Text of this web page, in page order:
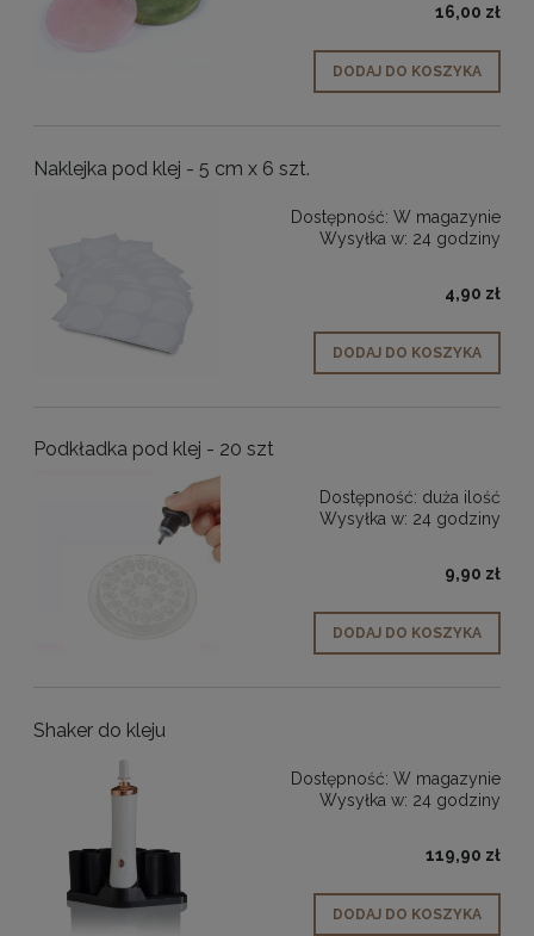
16,00 zł
DODAJ DO KOSZYKA
Naklejka pod klej - 5 cm x 6 szt.
Dostępność: W magazynie
Wysyłka w: 24 godziny
4,90 zł
DODAJ DO KOSZYKA
Podkładka pod klej - 20 szt
Dostępność: duża ilość
Wysyłka w: 24 godziny
9,90 zł
DODAJ DO KOSZYKA
Shaker do kleju
Dostępność: W magazynie
Wysyłka w: 24 godziny
119,90 zł
DODAJ DO KOSZYKA